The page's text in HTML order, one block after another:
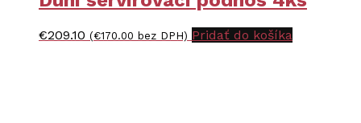
€209.10 (€170.00 bez DPH) Pridať do košíka